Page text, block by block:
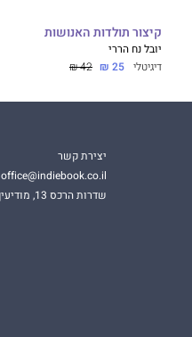
קיצור תולדות האנושות
יובל נח הררי
דיגיטלי 25 ₪
42 ₪
יצירת קשר
office@indiebook.co.il
שדרות הרכס 13, מודיעין